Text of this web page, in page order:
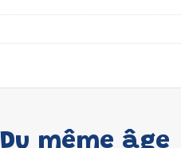
Du même âge